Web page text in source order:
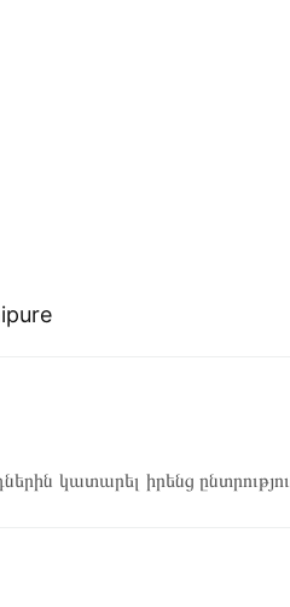
կատարել իրենց